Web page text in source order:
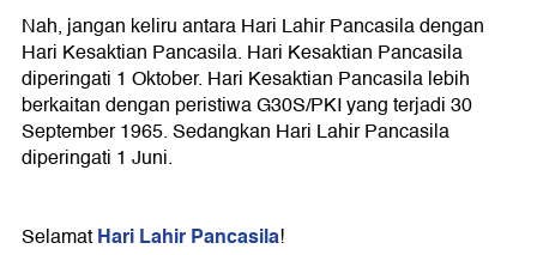
Nah, jangan keliru antara Hari Lahir Pancasila dengan
Hari Kesaktian Pancasila. Hari Kesaktian Pancasila
diperingati 1 Oktober. Hari Kesaktian Pancasila lebih
berkaitan dengan peristiwa G30S/PKI yang terjadi 30
September 1965. Sedangkan Hari Lahir Pancasila
diperingati 1 Juni.
SelamatHari Lahir Pancasila!